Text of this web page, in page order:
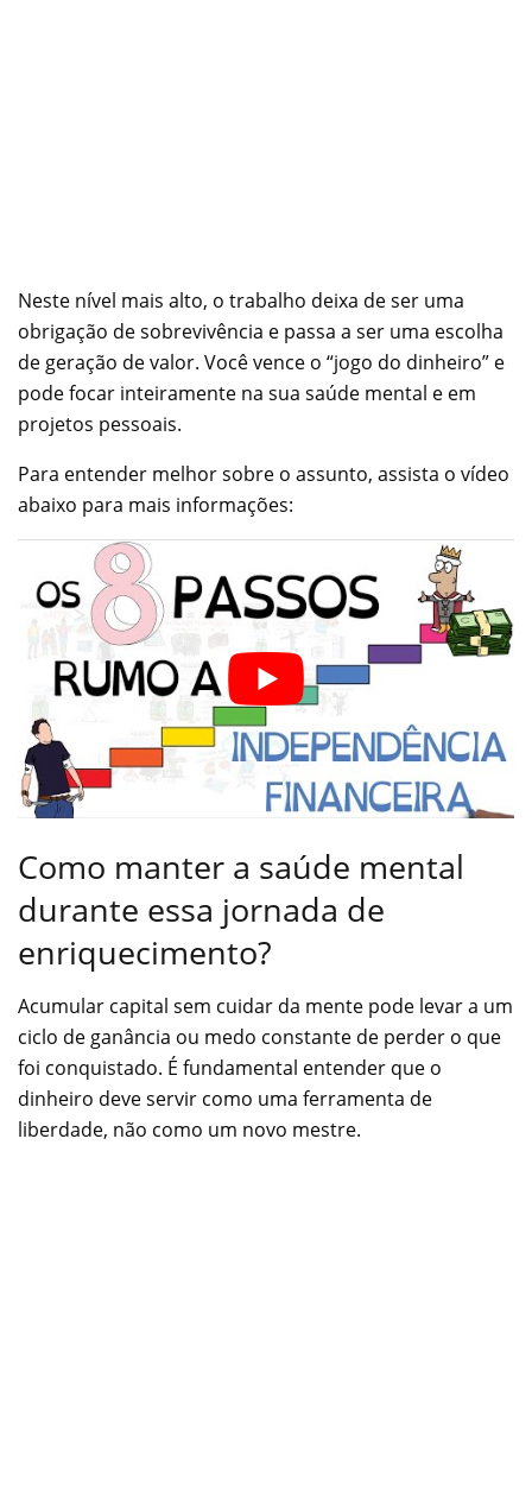
Neste nível mais alto, o trabalho deixa de ser uma
obrigação de sobrevivência e passa a ser uma escolha
de geração de valor. Você vence o “jogo do dinheiro” e
pode focar inteiramente na sua saúde mental e em
projetos pessoais.
Para entender melhor sobre o assunto, assista o vídeo
abaixo para mais informações:
Como manter a saúde mental
durante essa jornada de
enriquecimento?
Acumular capital sem cuidar da mente pode levar a um
ciclo de ganância ou medo constante de perder o que
foi conquistado. É fundamental entender que o
dinheiro deve servir como uma ferramenta de
liberdade, não como um novo mestre.